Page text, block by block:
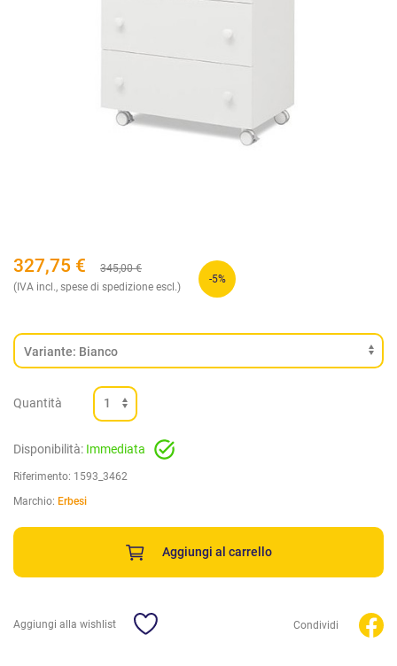
327,75 € 345,00€
(IVA incl., spese di spedizione escl.)
-5%
Quantità
Disponibilità: Immediata
Riferimento: 1593_3462
Marchio: Erbesi
Aggiungi al carrello
Aggiungi alla wishlist Condividi